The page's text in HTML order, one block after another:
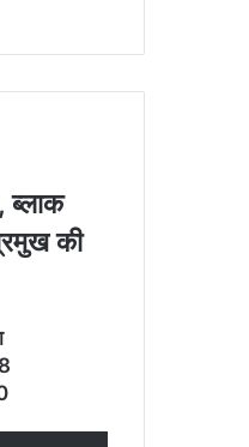
ब्‍लाक
की